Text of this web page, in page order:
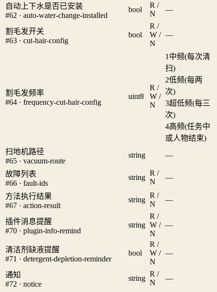
自动上下水是否已安装
#62 · auto-water-change-installed
bool
R /
N
—
割毛发开关
#63 · cut-hair-config
bool
R /
W /
N
—
割毛发频率
#64 · frequency-cut-hair-config
uint8
R /
W /
N
1 中频(每次清
扫)
2低频(每两
次)
3超低频(每三
次)
4高频(任务中
或人物结束)
扫地机路径
#65 · vacuum-route
string —
故障列表
#66 · fault-ids
string
R /
N
—
方法执行结果
#67 · action-result
string
R /
N
—
插件消息提醒
#70 · plugin-info-remind
string
R /
W /
N
—
清洁剂缺液提醒
#71 · detergent-depletion-reminder
bool
R /
W /
N
—
通知
#72 · notice
string
R /
N
—